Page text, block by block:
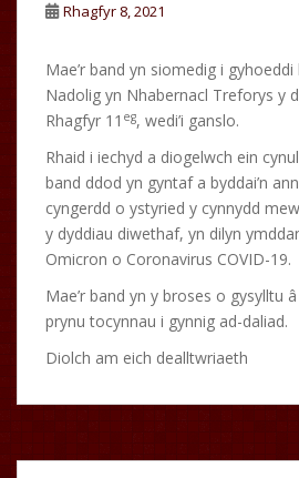
Rhagfyr 8, 2021
Mae’r band yn siomedig i
Nadolig yn Nhabernacl Treforys y
Rhagfyr 11 eg, wedi’i ganslo.
Rhaid i iechyd a diogelwch ein
band ddod yn gyntaf a byddai’n
cyngerdd o ystyried y cynnydd
y dyddiau diwethaf, yn dilyn
Omicron o Coronavirus COVID-19.
Mae’r band yn y broses o gysylltu
prynu tocynnau i gynnig ad-daliad.
Diolch am eich dealltwriaeth